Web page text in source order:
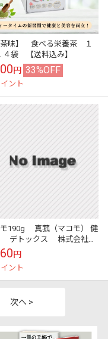
茶味】 食べる栄養茶 １
４袋 【送料込み】
円 33%OFF
ント
190g 真菰（マコモ） 健
デトックス 株式会社リ
メール便のみ
円
ント
次へ >